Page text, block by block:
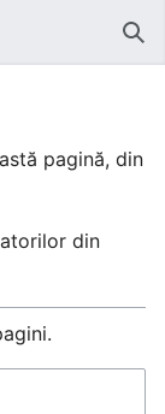
pagină, din
din